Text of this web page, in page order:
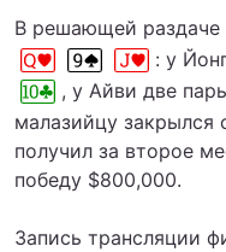
В решающей раздаче
: у
, у Айви две
малазийцу закрылся
получил за второе
победу $800,000.
Запись трансляции